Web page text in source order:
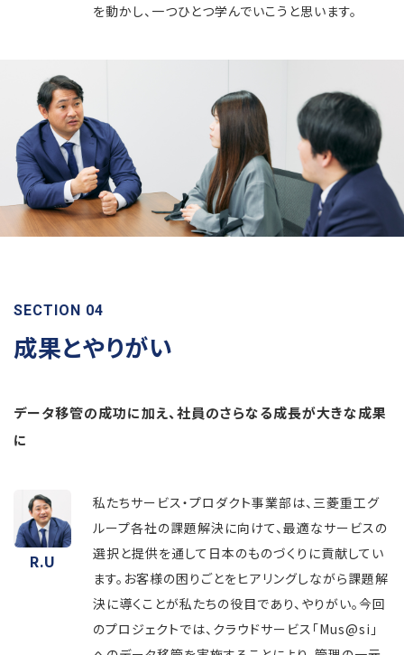
を動かし、一つひとつ学んでいこうと思います。
SECTION 04
成果とやりがい
データ移管の成功に加え、社員のさらなる成長が大きな成果
に
R.U
私たちサービス・プロダクト事業部は、三菱重工グ
ループ各社の課題解決に向けて、最適なサービスの
選択と提供を通して日本のものづくりに貢献してい
ます。お客様の困りごとをヒアリングしながら課題解
決に導くことが私たちの役目であり、やりがい。今回
のプロジェクトでは、クラウドサービス「Mus@si」